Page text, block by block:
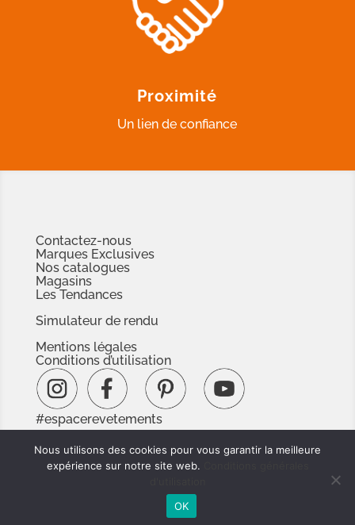
Proximité
Un lien de confiance
Contactez-nous
Marques Exclusives
Nos catalogues
Magasins
Les Tendances
Simulateur de rendu
Mentions légales
Conditions d’utilisation
#espacerevetements
www.espacedoc.fr
www.signnaturedexception.com
Nous utilisons des cookies pour vous garantir la meilleure
expérience sur notre site web.
OK